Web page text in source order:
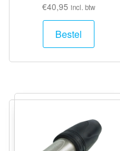
€40,95 incl. btw
Bestel